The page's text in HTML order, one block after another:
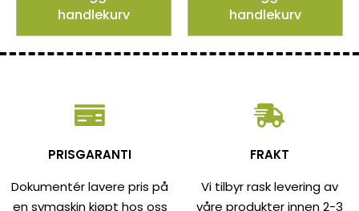
handlekurv
handlekurv
PRISGARANTI
Dokumentér lavere pris på
en symaskin kjøpt hos oss
FRAKT
Vi tilbyr rask levering av
våre produkter innen 2-3